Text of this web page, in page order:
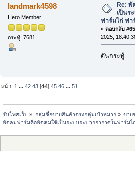
landmark4598
Hero Member
กระทู้: 7681
Re: พั
เป็นร
ฟาร์มไก่ ฟา
« ตอบกลับ
2025,
ดันกระทู้
หน้า: 1 ...42 43 [44]45 46 ...51
รับโพสเว็บ » กลุ่มซื้อขายสินค้าตรงกลุ่มเป้าหมาย» ขาย
พัดลมฟาร์มคือพัดลมใช้เป็นระบบระบายอากาศในฟาร์มไ